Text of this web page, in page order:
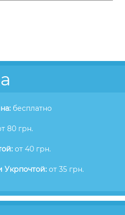
бесплатно
80 грн.
от 40 грн.
Укрпочтой: от 35 грн.